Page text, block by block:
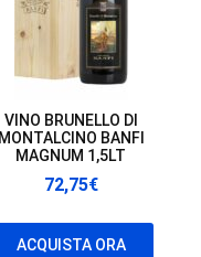
VINO BRUNELLO DI
MONTALCINO BANFI
MAGNUM 1,5LT
72,75€
ACQUISTA ORA